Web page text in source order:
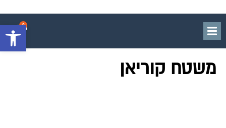
פתח
0
משטח קוריאן